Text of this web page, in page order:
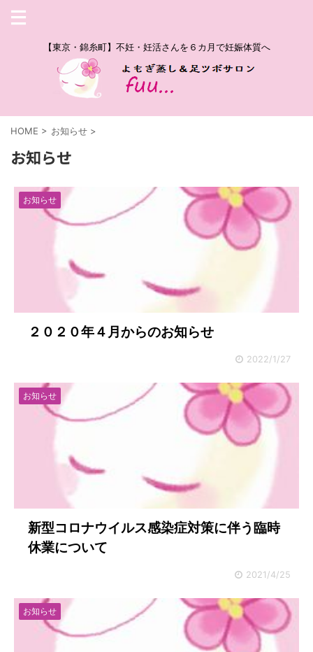
【東京・錦糸町】不妊・妊活さんを６カ月で妊娠体質へ
HOME > お知らせ >
お知らせ
お知らせ
２０２０年４月からのお知らせ
2022/1/27
お知らせ
新型コロナウイルス感染症対策に伴う臨時
休業について
2021/4/25
お知らせ